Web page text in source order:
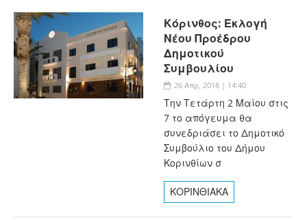
Κόρινθος: Εκλογή
Νέου Προέδρου
Δημοτικού
Συμβουλίου
26 Απρ, 2018 | 14:40
Την Τετάρτη 2 Μαίου στις
7 το απόγευμα θα
συνεδριάσει το Δημοτικό
Συμβούλιο του Δήμου
Κορινθίων σ
ΚΟΡΙΝΘΙΑΚΑ